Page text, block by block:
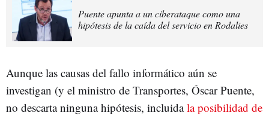
Puente apunta a un ciberataque como una
hipótesis de la caída del servicio en Rodalies
Aunque las causas del fallo informático aún se
investigan (y el ministro de Transportes, Óscar Puente,
no descarta ninguna hipótesis, incluidala posibilidad de